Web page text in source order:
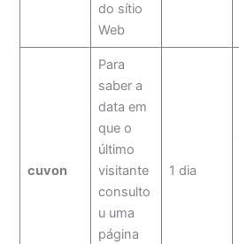
do sítio
Web
cuvon
Para
saber a
data em
que o
último
visitante
consulto
u uma
página
1 dia